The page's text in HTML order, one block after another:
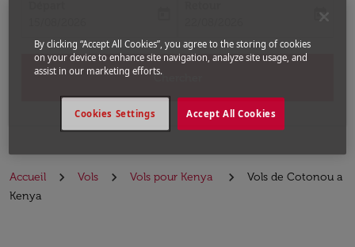
fc-booking-return-date-aria-label
today
Chercher
Accueil Vols Vols pour Kenya
Vols de Cotonou a
Kenya
By clicking “Accept All Cookies”, you agree to the storing of cookies
on your device to enhance site navigation, analyze site usage, and
assist in our marketing efforts.
Accept All Cookies
Cookies Settings